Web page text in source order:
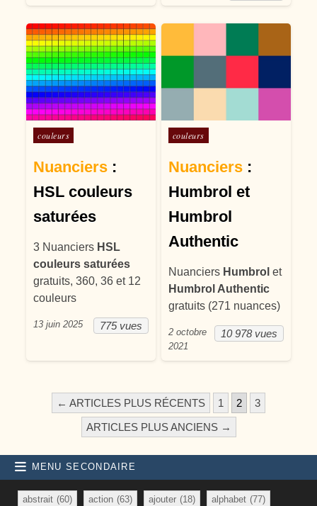
Posté dans
couleurs
Nuanciers :
HSL couleurs
saturées
3 Nuanciers HSL
couleurs saturées
gratuits, 360, 36 et 12
couleurs
775 vues
13 juin 2025
Posté dans
couleurs
Nuanciers:
Humbrol et
Humbrol
Authentic
Nuanciers Humbrol et
Humbrol Authentic
gratuits (271 nuances)
10 978 vues
2 octobre
2021
PAGINATION DES
← ARTICLES PLUS RÉCENTS 1 2
3
ARTICLES PLUS ANCIENS →
MENU SECONDAIRE
abstrait (60) action (63) ajouter (18) alphabet (77)